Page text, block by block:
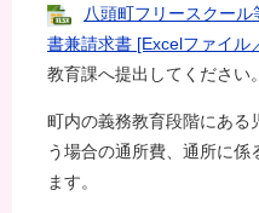
八頭町フリースクー
書兼請求書 [Excelファイル
教育課へ提出してください。
町内の義務教育段階にある
う場合の通所費、通所に係
ます。